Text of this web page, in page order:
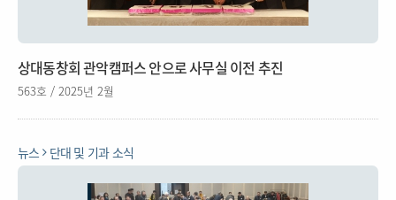
상대동창회 관악캠퍼스 안으로 사무실 이전 추진
563호 / 2025년 2월
뉴스 단대 및 기과 소식